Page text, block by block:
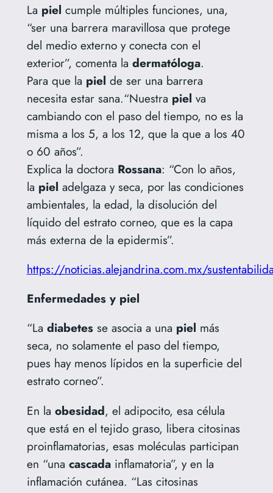
La piel cumple múltiples funciones, una,
“ser una barrera maravillosa que protege
del medio externo y conecta con el
exterior”, comenta la dermatóloga.
Para que la piel de ser una barrera
necesita estar sana.“Nuestra piel va
cambiando con el paso del tiempo, no es la
misma a los 5, a los 12, que la que a los 40
o 60 años”.
Explica la doctora Rossana: “Con lo años,
la piel adelgaza y seca, por las condiciones
ambientales, la edad, la disolución del
líquido del estrato corneo, que es la capa
más externa de la epidermis”.
https://noticias.alejandrina.com.mx/
Enfermedades y piel
“La diabetesse asocia a una piel más
seca, no solamente el paso del tiempo,
pues hay menos lípidos en la superficie del
estrato corneo”.
En la obesidad, el adipocito, esa célula
que está en el tejido graso, libera citosinas
proinflamatorias, esas moléculas participan
en “una cascadainflamatoria”, y en la
inflamación cutánea. “Las citosinas